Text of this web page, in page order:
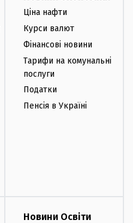
Ціна нафти
Курси валют
Фінансові новини
Тарифи на комунальні
послуги
Податки
Пенсія в Україні
Новини Освіти